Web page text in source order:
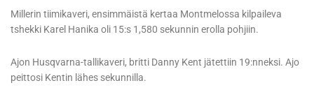
Millerin tiimikaveri, ensimmäistä kertaa Montmelossa kilpaileva
tshekki Karel Hanika oli 15:s 1,580 sekunnin erolla pohjiin.
Ajon Husqvarna-tallikaveri, britti Danny Kent jätettiin 19:nneksi. Ajo
peittosi Kentin lähes sekunnilla.